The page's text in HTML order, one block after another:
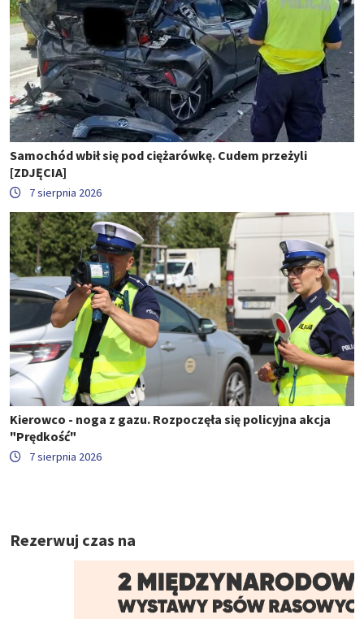
Samochód wbił się pod ciężarówkę. Cudem przeżyli
[ZDJĘCIA]
7 sierpnia 2026
Kierowco - noga z gazu. Rozpoczęła się policyjna akcja
"Prędkość"
7 sierpnia 2026
Rezerwuj czas na